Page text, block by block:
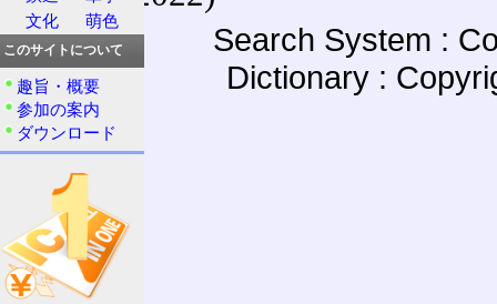
Search System :
Dictionary :
文化
萌色
このサイトについて
趣旨・概要
参加の案内
ダウンロード